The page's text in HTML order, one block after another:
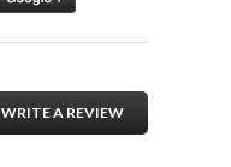
WRITE A REVIEW